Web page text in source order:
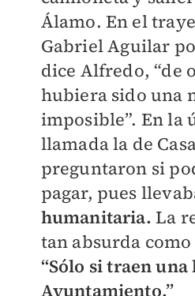
Álamo. En el
Gabriel Aguilar
dice Alfredo, “de
hubiera sido una
imposible”. En la
llamada la de
preguntaron si
pagar, pues
humanitaria. La
tan absurda
“Sólo si traen
Ayuntamiento.”